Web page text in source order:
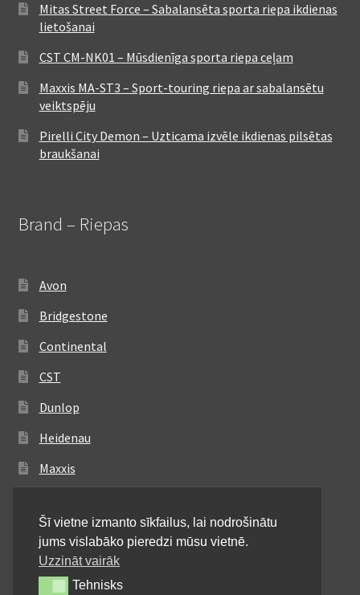
Mitas Street Force – Sabalansēta sporta riepa ikdienas
lietošanai
CST CM-NK01 – Mūsdienīga sporta riepa ceļam
Maxxis MA-ST3 – Sport-touring riepa ar sabalansētu
veiktspēju
Pirelli City Demon – Uzticama izvēle ikdienas pilsētas
braukšanai
Brand – Riepas
Avon
Bridgestone
Continental
CST
Dunlop
Heidenau
Maxxis
Michelin
Mitas
Pirelli
Šī vietne izmanto sīkfailus, lai nodrošinātu
jums vislabāko pieredzi mūsu vietnē.
Uzzināt vairāk
TehnisksTehnisks